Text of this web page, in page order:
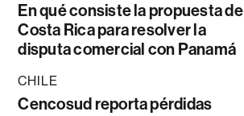
En qué consiste la propuesta de
Costa Rica para resolver la
disputa comercial con Panamá
CHILE
Cencosud reporta pérdidas